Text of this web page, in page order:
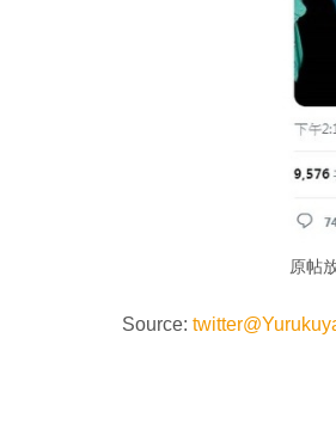
原帖
Source: